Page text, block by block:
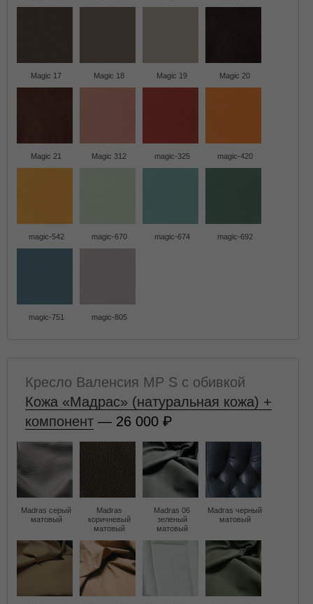
Magic 17 Magic 18 Magic 19 Magic 20
Magic 21 Magic 312 magic-325 magic-420
magic-542 magic-670 magic-674 magic-692
magic-751 magic-805
Кресло Валенсия MP S с обивкой
Кожа «Мадрас» (натуральная кожа) +
компонент — 26 000
Madras серый
матовый
Madras
коричневый
матовый
Madras 06
зеленый
матовый
Madras черный
матовый